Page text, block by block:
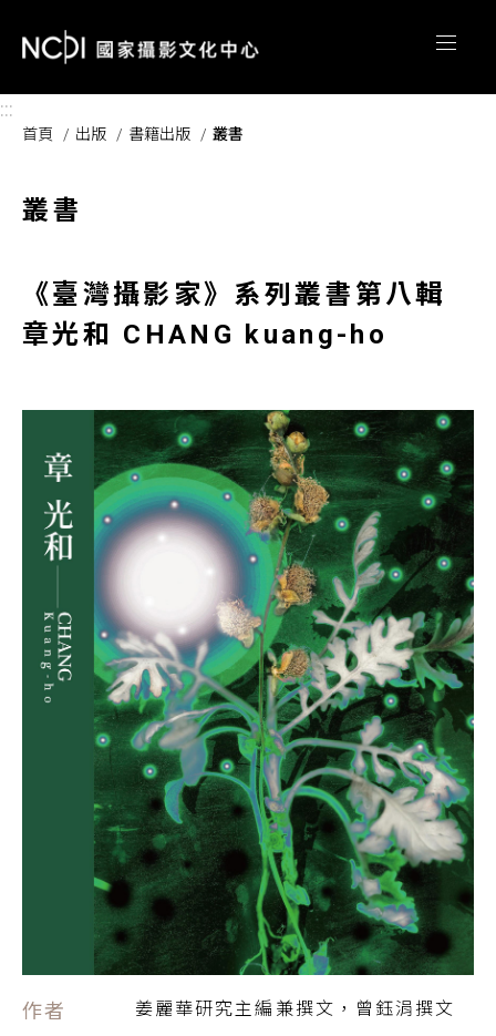
:::
首頁 出版 書籍出版 叢書
叢書
《臺灣攝影家》系列叢書第八輯
章光和 CHANG kuang-ho
作者 姜麗華研究主編兼撰文，曾鈺涓撰文